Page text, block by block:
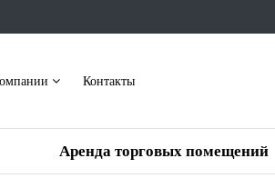
Контакты
Аренда торговых помещений